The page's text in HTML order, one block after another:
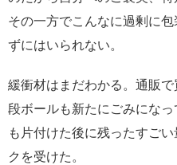
その一方でこんなに過剰に
ずにはいられない。
緩衝材はまだわかる。通販
段ボールも新たにごみにな
も片付けた後に残ったすご
クを受けた。